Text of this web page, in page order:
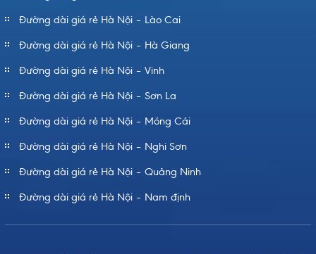
Đường dài giá rẻ Hà Nội – Lào Cai
Đường dài giá rẻ Hà Nội – Hà Giang
Đường dài giá rẻ Hà Nội – Vinh
Đường dài giá rẻ Hà Nội – Sơn La
Đường dài giá rẻ Hà Nội – Móng Cái
Đường dài giá rẻ Hà Nội – Nghi Sơn
Đường dài giá rẻ Hà Nội – Quảng Ninh
Đường dài giá rẻ Hà Nội – Nam định